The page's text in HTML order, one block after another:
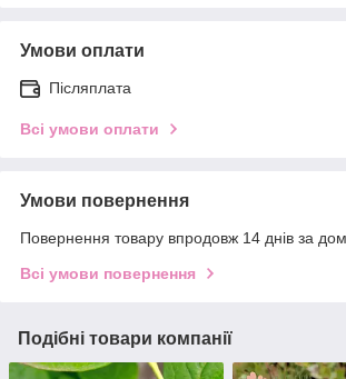
Умови оплати
Післяплата
Всі умови оплати
Умови повернення
Повернення товару впродовж 14 днів за
Всі умови повернення
Подібні товари компанії